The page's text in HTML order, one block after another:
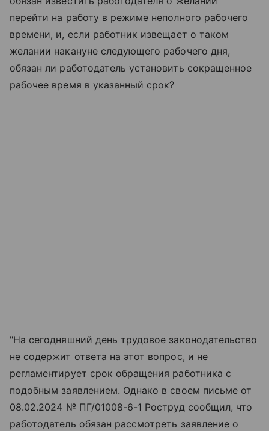
перейти на работу в режиме неполного рабочего
времени, и, если работник извещает о таком
желании накануне следующего рабочего дня,
обязан ли работодатель установить сокращенное
рабочее время в указанный срок?
"На сегодняшний день трудовое законодательство
не содержит ответа на этот вопрос, и не
регламентирует срок обращения работника с
подобным заявлением. Однако в своем письме от
08.02.2024 № ПГ/01008-6-1 Роструд сообщил, что
работодатель обязан рассмотреть заявление о